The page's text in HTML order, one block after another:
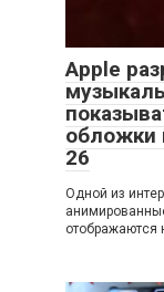
Apple
обложки
26
Одной из
отображаются